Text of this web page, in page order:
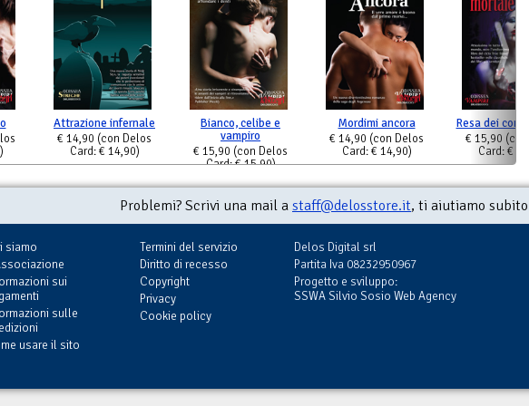
Attrazione infernale
€ 14,90 (con Delos
Card: € 14,90)
Bianco, celibe e
vampiro
€ 15,90 (con Delos
Card: € 15,90)
Mordimi ancora
€ 14,90 (con Delos
Card: € 14,90)
Resa dei conti
€ 15,90 (con
Card: €
Problemi? Scrivi una mail a staff@delosstore.it, ti aiutiamo
siamo
sui
sulle
usare il sito
Termini del servizio
Diritto di recesso
Copyright
Privacy
Cookie policy
Delos Digital srl
Partita Iva 08232950967
Progetto e sviluppo:
SSWA Silvio Sosio Web Agency